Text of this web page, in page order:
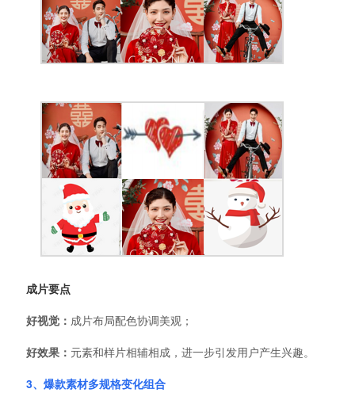
成片要点
好视觉： 成片布局配色协调美观；
好效果： 元素和样片相辅相成，进一步引发用户产生兴趣。
3、爆款素材多规格变化组合